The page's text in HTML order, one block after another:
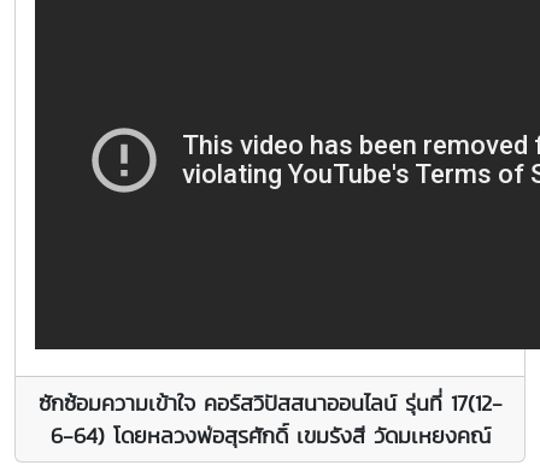
ซักซ้อมความเข้าใจ คอร์สวิปัสสนาออนไลน์ รุ่นที่ 17(12-
6-64) โดยหลวงพ่อสุรศักดิ์ เขมรังสี วัดมเหยงคณ์